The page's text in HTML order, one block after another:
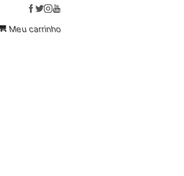
Compre Hoje!
Meu carrinho